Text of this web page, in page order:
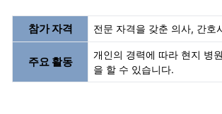
참가 자격 전문 자격을 갖춘 의사, 간호
주요 활동
개인의 경력에 따라 현지 병
을 할 수 있습니다.